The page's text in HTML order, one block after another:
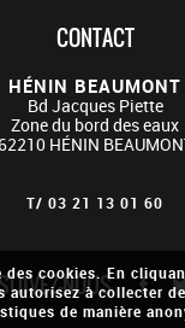
CONTACT
HÉNIN BEAUMONT
Bd Jacques Piette
Zone du bord des eaux
62210 HÉNIN
T/ 03 21 13 01 60
NOUS
des cookies. En
autorisez à collecter
de manière